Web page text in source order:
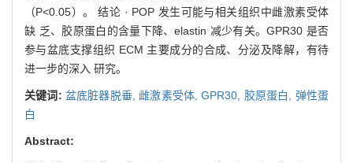
（P<0.05）。 结论 · POP 发生可能与相关组织中雌激素受体
缺 乏、胶原蛋白的含量下降、elastin 减少有关。GPR30 是否
参与盆底支撑组织 ECM 主要成分的合成、分泌及降解，有待
进一步的深入 研究。
关键词: 盆底脏器脱垂, 雌激素受体,GPR30, 胶原蛋白, 弹性蛋
白
Abstract: